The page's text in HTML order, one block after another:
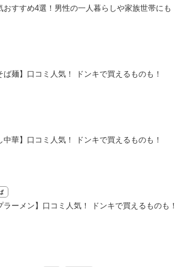
おすすめ4選！男性の一人暮らしや家族世帯にも
ば麺】口コミ人気！ ドンキで買えるものも！
中華】口コミ人気！ ドンキで買えるものも！
ラーメン】口コミ人気！ ドンキで買えるものも！